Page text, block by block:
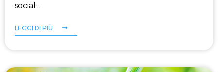
social…
LEGGI DI PIÙ